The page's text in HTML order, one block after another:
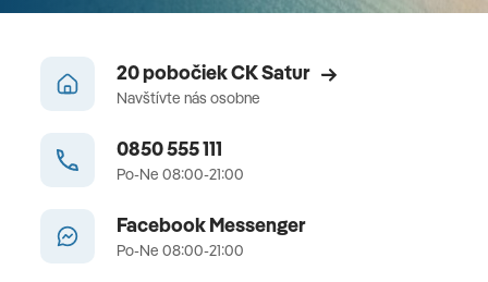
20 pobočiek CK Satur
Navštívte nás osobne
0850 555 111
Po-Ne 08:00-21:00
Facebook Messenger
Po-Ne 08:00-21:00